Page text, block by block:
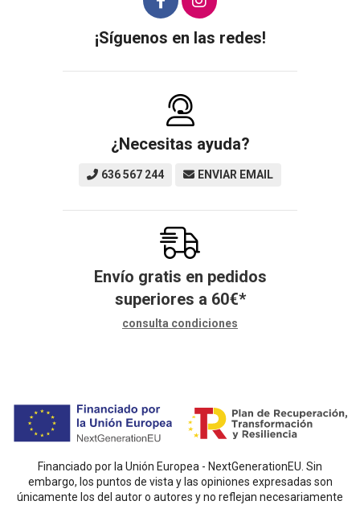
¡Síguenos en las redes!
¿Necesitas ayuda?
636 567 244 ENVIAR EMAIL
Envío gratis en pedidos
superiores a 60€*
consulta condiciones
Financiado por la Unión Europea - NextGenerationEU. Sin
embargo, los puntos de vista y las opiniones expresadas son
únicamente los del autor o autores y no reflejan necesariamente